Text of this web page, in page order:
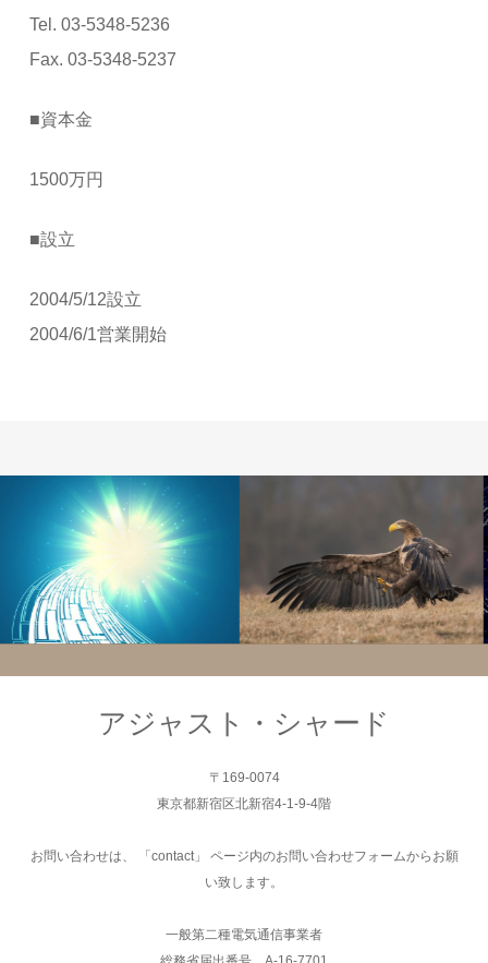
Tel. 03-5348-5236
Fax. 03-5348-5237
■資本金
1500万円
■設立
2004/5/12設立
2004/6/1営業開始
システム
システム
アジャスト・シャード
〒169-0074
東京都新宿区北新宿4-1-9-4階
お問い合わせは、 「contact」 ページ内のお問い合わせフォームからお願
い致します。
一般第二種電気通信事業者